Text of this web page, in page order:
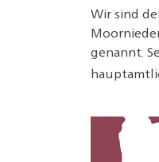
Wir sind
genannt.